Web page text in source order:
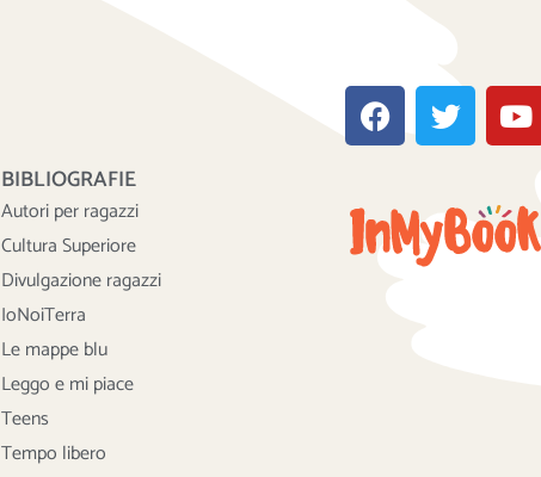
F
a
c
b
o
T
w
i
t
e
Y
o
u
u
b
BIBLIOGRAFIE
Autori per ragazzi
Cultura Superiore
Divulgazione ragazzi
IoNoiTerra
Le mappe blu
Leggo e mi piace
Teens
Tempo libero